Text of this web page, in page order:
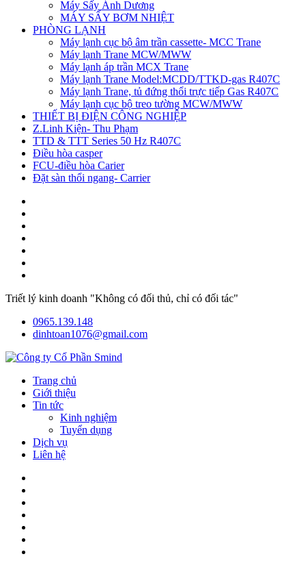
Máy Sấy Ánh Dương
MÁY SẤY BƠM NHIỆT
PHÒNG LẠNH
Máy lạnh cục bộ âm trần cassette- MCC Trane
Máy lạnh Trane MCW/MWW
Máy lạnh áp trần MCX Trane
Máy lạnh Trane Model:MCDD/TTKD-gas R407C
Máy lạnh Trane, tủ đứng thổi trực tiếp Gas R407C
Máy lạnh cục bộ treo tường MCW/MWW
THIẾT BỊ ĐIỆN CÔNG NGHIỆP
Z.Linh Kiện- Thu Phạm
TTD & TTT Series 50 Hz R407C
Điều hòa casper
FCU-điều hòa Carier
Đặt sàn thổi ngang- Carrier
Triết lý kinh doanh "Không có đối thủ, chỉ có đối tác"
0965.139.148
dinhtoan1076@gmail.com
Trang chủ
Giới thiệu
Tin tức
Kinh nghiệm
Tuyển dụng
Dịch vụ
Liên hệ